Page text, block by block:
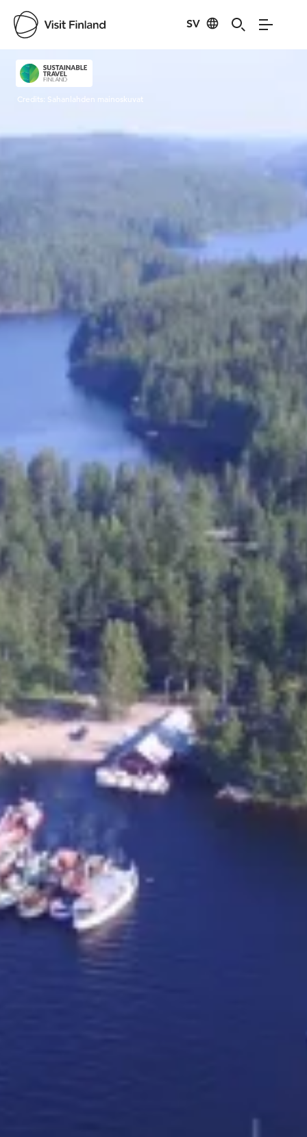
SV
Visit Finland
Credits: Sahanlahden mainoskuvat